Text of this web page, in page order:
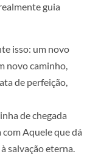
guia
isso: um novo
novo caminho,
de perfeição,
de chegada
Aquele que dá
salvação eterna.